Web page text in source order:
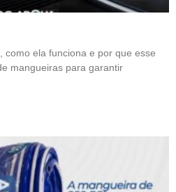
como ela funciona e por que esse
mangueiras para garantir